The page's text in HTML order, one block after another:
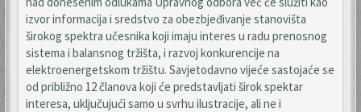
izvor informacija i sredstvo za obezbjeđivanje stanovišta
širokog spektra učesnika koji imaju interes u radu prenosnog
sistema i balansnog tržišta, i razvoj konkurencije na
elektroenergetskom tržištu. Savjetodavno vijeće sastojaće se
od približno 12 članova koji će predstavljati širok spektar
interesa, uključujući samo u svrhu ilustracije, ali ne i